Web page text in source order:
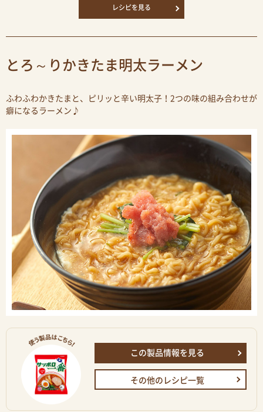
レシピを見る
とろ～りかきたま明太ラーメン
ふわふわかきたまと、ピリッと辛い明太子！2つの味の組み合わせが
癖になるラーメン♪
この製品情報を見る
その他のレシピ一覧